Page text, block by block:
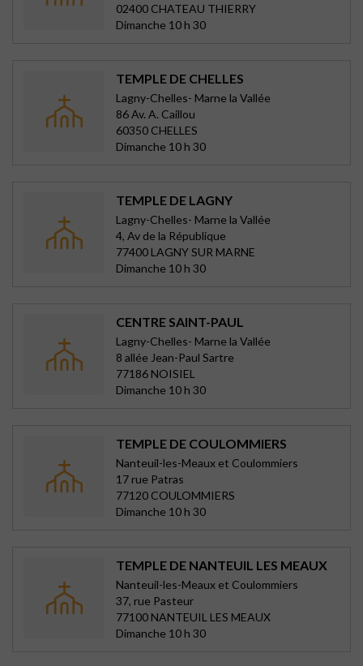
02400 CHATEAU THIERRY
Dimanche 10 h 30
TEMPLE DE CHELLES
Lagny-Chelles- Marne la Vallée
86 Av. A. Caillou
60350 CHELLES
Dimanche 10 h 30
TEMPLE DE LAGNY
Lagny-Chelles- Marne la Vallée
4, Av de la République
77400 LAGNY SUR MARNE
Dimanche 10 h 30
CENTRE SAINT-PAUL
Lagny-Chelles- Marne la Vallée
8 allée Jean-Paul Sartre
77186 NOISIEL
Dimanche 10 h 30
TEMPLE DE COULOMMIERS
Nanteuil-les-Meaux et Coulommiers
17 rue Patras
77120 COULOMMIERS
Dimanche 10 h 30
TEMPLE DE NANTEUIL LES MEAUX
Nanteuil-les-Meaux et Coulommiers
37, rue Pasteur
77100 NANTEUIL LES MEAUX
Dimanche 10 h 30